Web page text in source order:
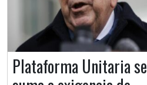
Plataforma Unitaria se